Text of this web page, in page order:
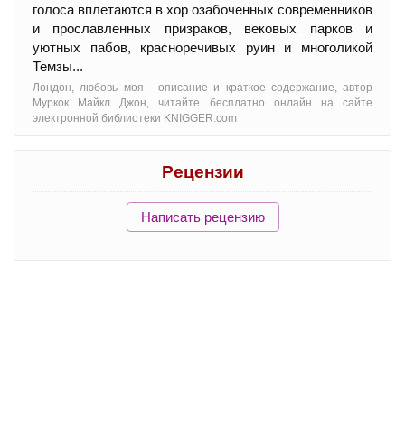
голоса вплетаются в хор озабоченных современников
и прославленных призраков, вековых парков и
уютных пабов, красноречивых руин и многоликой
Темзы...
Лондон, любовь моя - oписание и краткое содержание, автор
Муркок Майкл Джон, читайте бесплатно онлайн на сайте
электронной библиотеки KNIGGER.com
Рецензии
Написать рецензию